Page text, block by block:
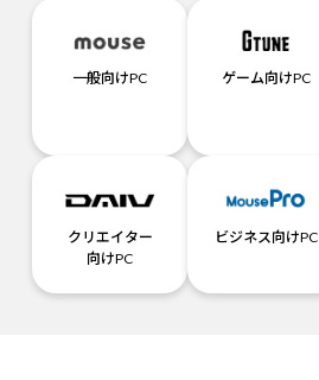
一般向けPC ゲーム向けPC
クリエイター
向けPC
ビジネス向けPC